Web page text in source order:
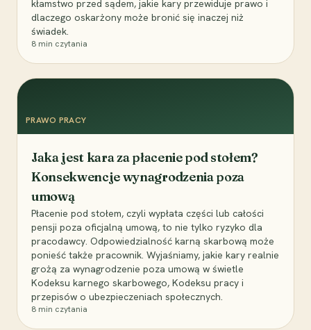
kłamstwo przed sądem, jakie kary przewiduje prawo i
dlaczego oskarżony może bronić się inaczej niż
świadek.
8 min czytania
PRAWO PRACY
Jaka jest kara za płacenie pod stołem?
Konsekwencje wynagrodzenia poza
umową
Płacenie pod stołem, czyli wypłata części lub całości
pensji poza oficjalną umową, to nie tylko ryzyko dla
pracodawcy. Odpowiedzialność karną skarbową może
ponieść także pracownik. Wyjaśniamy, jakie kary realnie
grożą za wynagrodzenie poza umową w świetle
Kodeksu karnego skarbowego, Kodeksu pracy i
przepisów o ubezpieczeniach społecznych.
8 min czytania